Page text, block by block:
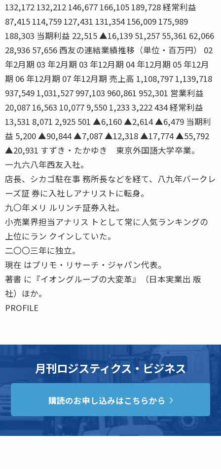
132,172 132,212 146,677 166,105 189,728 経常利益
87,415 114,759 127,431 131,354 156,009 175,989
188,303 当期利益 22,515 ▲16,139 51,257 55,361 62,066
28,936 57,656 西友の連結業績推移（単位・百万円） 02
年2月期 03 年2月期 03 年12月期 04 年12月期 05 年12月
期 06 年12月期 07 年12月期 売上高 1,108,797 1,139,718
937,549 1,031,527 997,103 960,861 952,301 営業利益
20,087 16,563 10,077 9,550 1,233 3,222 434 経常利益
13,531 8,071 2,925 501 ▲6,160 ▲2,614 ▲6,479 当期利
益 5,200 ▲90,844 ▲7,087 ▲12,318 ▲17,774 ▲55,792
▲20,931 すずき・たかゆき 東京外国語大学卒業。
一九六八年西友入社。
店長、シカゴ駐在事 務所長などを経て、八九年バークレ
ーズ証 券に入社しアナリストに転身。
九〇年メリ ルリンチ証券入社。
小売業界担当アナリス トとして常に人気ランキングの
上位にラン クインしていた。
二〇〇三年に独立。
現在 はプリモ・リサーチ・ジャパン代表。
著書 に『イオングループの大変革』（日本実業出 版
社）ほか。
PROFILE
月刊ロジスティクス・ビジネス
購読のお申し込みはこちらから